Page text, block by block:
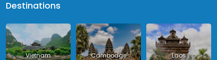
Destinations
Vietnam Cambodge Laos